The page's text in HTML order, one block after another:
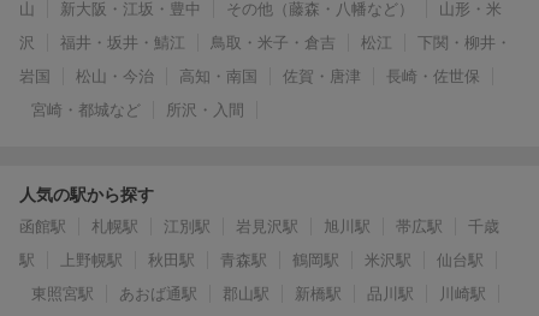
山 新大阪・江坂・豊中 その他（藤森・八幡など）
山形・米
沢
福井・坂井・鯖江 鳥取・米子・倉吉 松江
下関・柳井・
岩国
松山・今治 高知・南国 佐賀・唐津
長崎・佐世保
宮崎・都城など
所沢・入間
人気の駅から探す
函館駅 札幌駅 江別駅 岩見沢駅 旭川駅 帯広駅
千歳
駅
上野幌駅 秋田駅 青森駅 鶴岡駅 米沢駅
仙台駅
東照宮駅
あおば通駅 郡山駅 新橋駅 品川駅
川崎駅